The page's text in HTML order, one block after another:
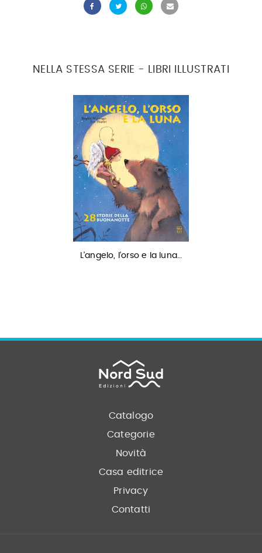
NELLA STESSA SERIE - LIBRI ILLUSTRATI
L'angelo, l'orso e la luna…
Catalogo
Categorie
Novità
Casa editrice
Privacy
Contatti